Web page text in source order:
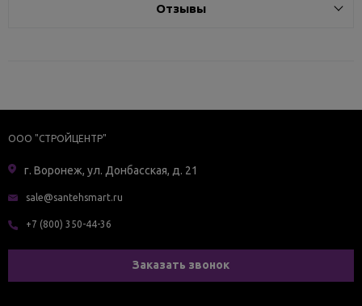
Отзывы
ООО "СТРОЙЦЕНТР"
г. Воронеж, ул. Донбасская, д. 21
sale@santehsmart.ru
+7 (800) 350-44-36
Заказать звонок